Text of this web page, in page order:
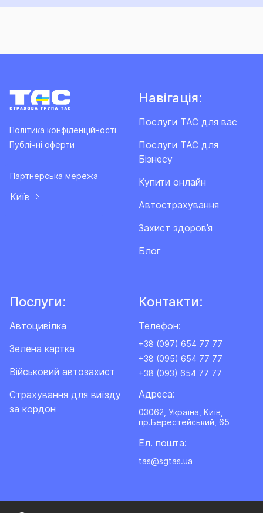
Політика конфіденційності
Публічні оферти
Партнерська мережа
Київ
Навігація:
Послуги ТАС для вас
Послуги ТАС для
Бізнесу
Купити онлайн
Автострахування
Захист здоров’я
Блог
Послуги:
Автоцивілка
Зелена картка
Військовий автозахист
Cтрахування для виїзду
за кордон
Контакти:
Телефон:
+38 (097) 654 77 77
+38 (095) 654 77 77
+38 (093) 654 77 77
Адреса:
03062, Україна, Київ,
пр.Берестейський, 65
Ел. пошта:
tas@sgtas.ua